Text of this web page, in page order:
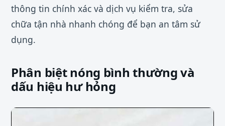
thông tin chính xác và dịch vụ kiểm tra, sửa
chữa tận nhà nhanh chóng để bạn an tâm sử
dụng.
Phân biệt nóng bình thường và
dấu hiệu hư hỏng